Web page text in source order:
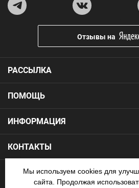
ПОМОЩЬ
ИНФОРМАЦИЯ
КОНТАКТЫ
РАССЫЛКА
Отзывы на
Copyright 2026.Все права защищены.
Мы используем cookies для
сайта. Продолжая